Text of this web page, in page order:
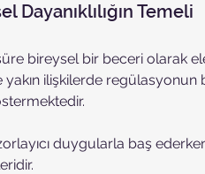
Dayanıklılığın Temeli
bireysel bir beceri olarak
yakın ilişkilerde
duygularla baş